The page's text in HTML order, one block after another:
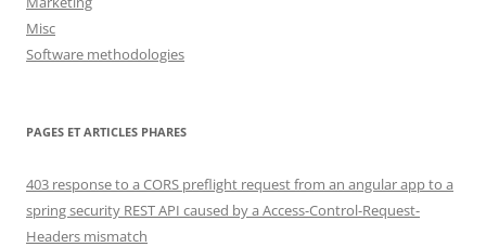
Misc
Software methodologies
PAGES ET ARTICLES PHARES
403 response to a CORS preflight request from an angular app to a
spring security REST API caused by a Access-Control-Request-
Headers mismatch